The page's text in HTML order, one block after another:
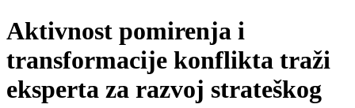
Aktivnost pomirenja i
transformacije konflikta traži
eksperta za razvoj strateškog